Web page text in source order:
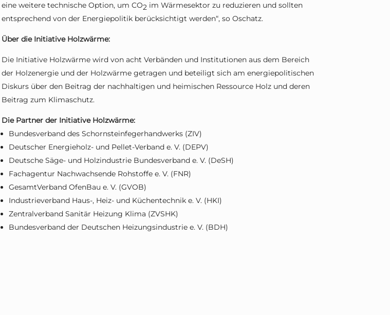
eine weitere technische Option, um CO2 im Wärmesektor zu reduzieren und sollten
entsprechend von der Energiepolitik berücksichtigt werden“, so Oschatz.
Über die Initiative Holzwärme:
Die Initiative Holzwärme wird von acht Verbänden und Institutionen aus dem Bereich
der Holzenergie und der Holzwärme getragen und beteiligt sich am energiepolitischen
Diskurs über den Beitrag der nachhaltigen und heimischen Ressource Holz und deren
Beitrag zum Klimaschutz.
Die Partner der Initiative Holzwärme:
Bundesverband des Schornsteinfegerhandwerks (ZIV)
Deutscher Energieholz- und Pellet-Verband e. V. (DEPV)
Deutsche Säge- und Holzindustrie Bundesverband e. V. (DeSH)
Fachagentur Nachwachsende Rohstoffe e. V. (FNR)
GesamtVerband OfenBau e. V. (GVOB)
Industrieverband Haus-, Heiz- und Küchentechnik e. V. (HKI)
Zentralverband Sanitär Heizung Klima (ZVSHK)
Bundesverband der Deutschen Heizungsindustrie e. V. (BDH)